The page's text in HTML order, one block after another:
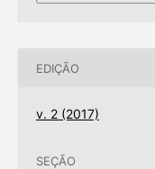
EDIÇÃO
v. 2 (2017)
SEÇÃO